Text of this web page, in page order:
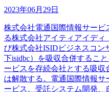
2023年06月29日
株式会社電通国際情報サービ
る株式会社アイティアイデ
び株式会社ISIDビジネスコン
下isidbc）を吸収合併するこ
ービスを存続会社とする吸
は解散する。電通国際情報
ービス、受託システム開発、